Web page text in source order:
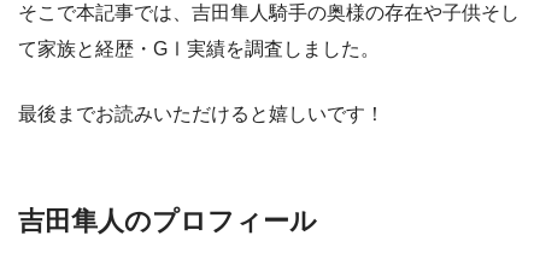
そこで本記事では、吉田隼人騎手の奥様の存在や子供そし
て家族と経歴・GⅠ実績を調査しました。
最後までお読みいただけると嬉しいです！
吉田隼人のプロフィール